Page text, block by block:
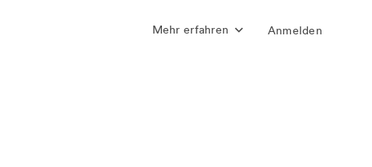
Mehr erfahren Anmelden